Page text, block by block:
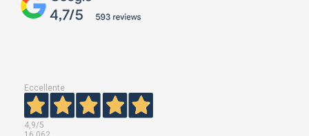
Eccellente
4,9/5